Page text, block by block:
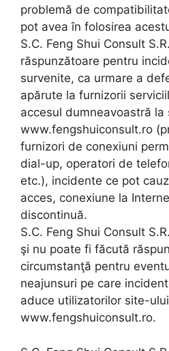
problemă de
pot avea în folosirea
S.C. Feng Shui Consult
răspunzătoare pentru
survenite, ca urmare a
apărute la furnizorii
accesul dumneavoastră la
www.fengshuiconsult.ro
furnizori de conexiuni
dial-up, operatori de
etc.), incidente ce pot
acces, conexiune la
discontinuă.
S.C. Feng Shui Consult
şi nu poate fi făcută
circumstanţă pentru
neajunsuri pe care
aduce utilizatorilor site-ului
www.fengshuiconsult.ro.